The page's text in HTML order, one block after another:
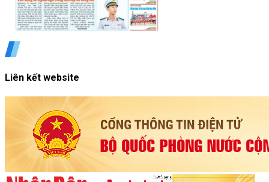
Liên kết website